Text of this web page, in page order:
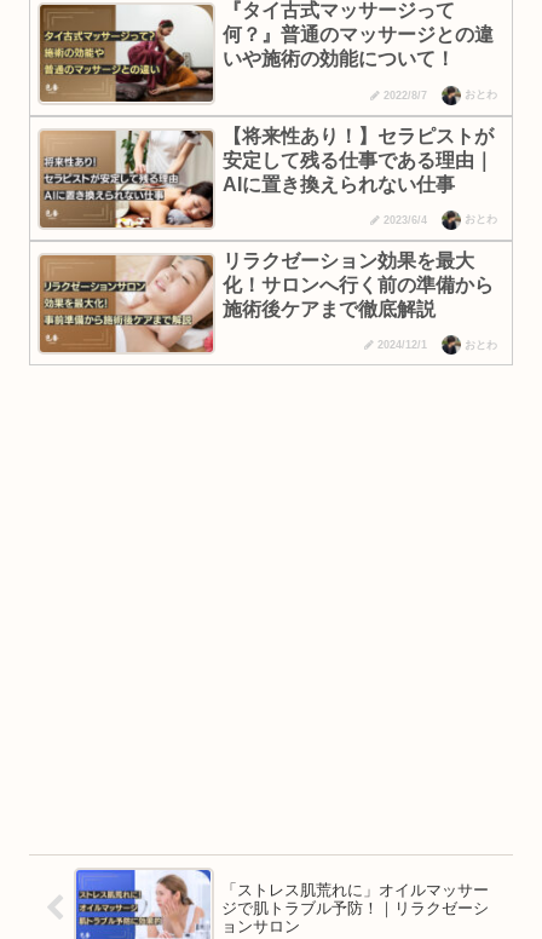
『タイ古式マッサージって
何？』普通のマッサージとの違
いや施術の効能について！
2022/8/7 おとわ
【将来性あり！】セラピストが
安定して残る仕事である理由｜
AIに置き換えられない仕事
2023/6/4 おとわ
リラクゼーション効果を最大
化！サロンへ行く前の準備から
施術後ケアまで徹底解説
2024/12/1 おとわ
「ストレス肌荒れに」オイルマッサー
ジで肌トラブル予防！｜リラクゼーシ
ョンサロン